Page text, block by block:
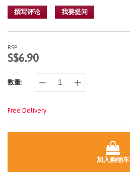
rating
value.
同
样
面
撰写评论 我要提问
RSP
S$6.90
数量:
Free Delivery
加入购物车